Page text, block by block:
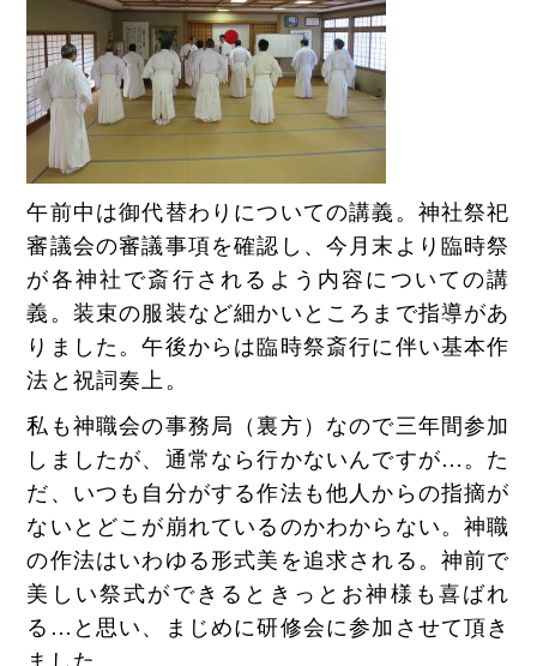
午前中は御代替わりについての講義。神社祭祀
審議会の審議事項を確認し、今月末より臨時祭
が各神社で斎行されるよう内容についての講
義。装束の服装など細かいところまで指導があ
りました。午後からは臨時祭斎行に伴い基本作
法と祝詞奏上。
私も神職会の事務局（裏方）なので三年間参加
しましたが、通常なら行かないんですが…。た
だ、いつも自分がする作法も他人からの指摘が
ないとどこが崩れているのかわからない。神職
の作法はいわゆる形式美を追求される。神前で
美しい祭式ができるときっとお神様も喜ばれ
る…と思い、まじめに研修会に参加させて頂き
ました。